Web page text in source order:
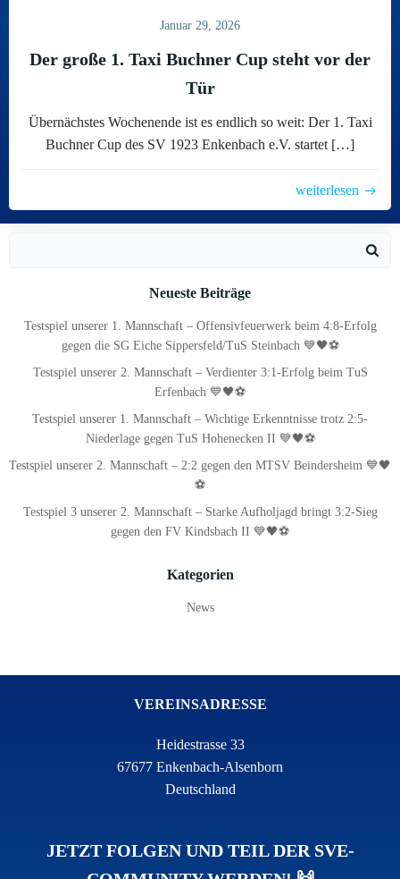
Januar 29, 2026
Der große 1. Taxi Buchner Cup steht vor der
Tür
Übernächstes Wochenende ist es endlich so weit: Der 1. Taxi
Buchner Cup des SV 1923 Enkenbach e.V. startet […]
weiterlesen
Neueste Beiträge
Testspiel unserer 1. Mannschaft – Offensivfeuerwerk beim 4:8-Erfolg
gegen die SG Eiche Sippersfeld/TuS Steinbach 💙🖤⚽
Testspiel unserer 2. Mannschaft – Verdienter 3:1-Erfolg beim TuS
Erfenbach 💙🖤⚽
Testspiel unserer 1. Mannschaft – Wichtige Erkenntnisse trotz 2:5-
Niederlage gegen TuS Hohenecken II 💙🖤⚽
Testspiel unserer 2. Mannschaft – 2:2 gegen den MTSV Beindersheim 💙🖤
⚽
Testspiel 3 unserer 2. Mannschaft – Starke Aufholjagd bringt 3:2-Sieg
gegen den FV Kindsbach II 💙🖤⚽
Kategorien
News
VEREINSADRESSE
Heidestrasse 33
67677 Enkenbach-Alsenborn
Deutschland
JETZT FOLGEN UND TEIL DER SVE-